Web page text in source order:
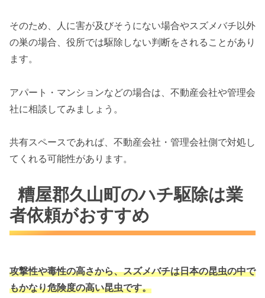
そのため、人に害が及びそうにない場合やスズメバチ以外
の巣の場合、役所では駆除しない判断をされることがあり
ます。
アパート・マンションなどの場合は、不動産会社や管理会
社に相談してみましょう。
共有スペースであれば、不動産会社・管理会社側で対処し
てくれる可能性があります。
糟屋郡久山町のハチ駆除は業
者依頼がおすすめ
攻撃性や毒性の高さから、スズメバチは日本の昆虫の中で
もかなり危険度の高い昆虫です。